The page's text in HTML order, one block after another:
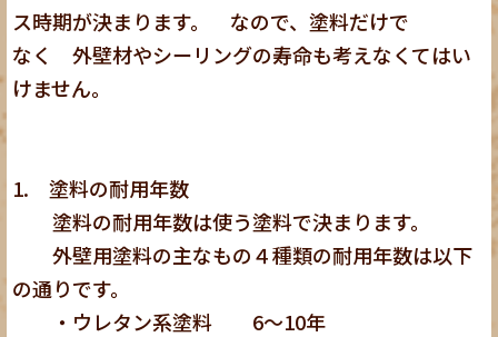
ス時期が決まります。 なので、塗料だけで
なく 外壁材やシーリングの寿命も考えなくてはい
けません。
1. 塗料の耐用年数
塗料の耐用年数は使う塗料で決まります。
外壁用塗料の主なもの４種類の耐用年数は以下
の通りです。
・ウレタン系塗料 6～10年